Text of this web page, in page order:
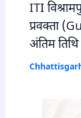
ITI
प्रवक्ता
अंतिम